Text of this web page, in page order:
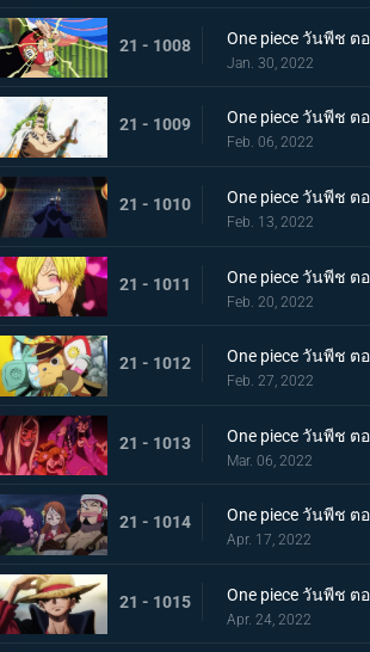
21 - 1008
Jan. 30, 2022
21 - 1009
Feb. 06, 2022
21 - 1010
Feb. 13, 2022
21 - 1011
Feb. 20, 2022
21 - 1012
Feb. 27, 2022
21 - 1013
Mar. 06, 2022
21 - 1014
Apr. 17, 2022
21 - 1015
Apr. 24, 2022